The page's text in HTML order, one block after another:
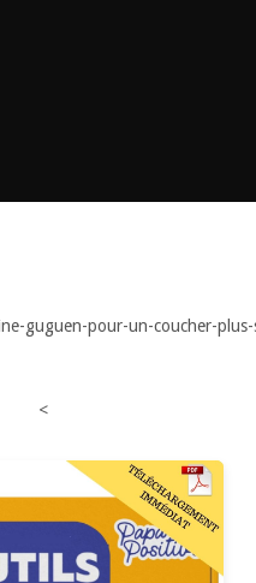
guguen-pour-un-coucher-
<